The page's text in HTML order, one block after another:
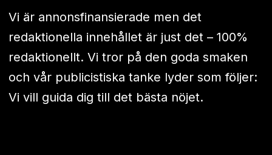
Vi är annonsfinansierade men det
redaktionella innehållet är just det – 100%
redaktionellt. Vi tror på den goda smaken
och vår publicistiska tanke lyder som följer:
Vi vill guida dig till det bästa nöjet.